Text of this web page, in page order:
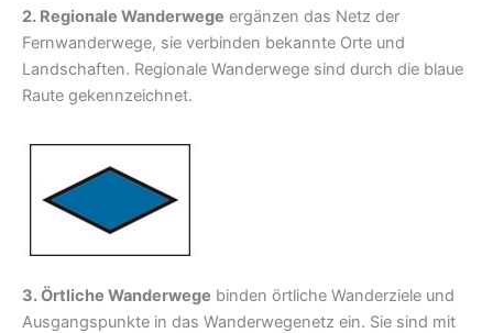
2. Regionale Wanderwege ergänzen das Netz der
Fernwanderwege, sie verbinden bekannte Orte und
Landschaften. Regionale Wanderwege sind durch die blaue
Raute gekennzeichnet.
3. Örtliche Wanderwege binden örtliche Wanderziele und
Ausgangspunkte in das Wanderwegenetz ein. Sie sind mit